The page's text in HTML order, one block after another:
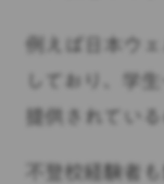
例えば日本ウ
しており、学
提供されてい
不登校経験者